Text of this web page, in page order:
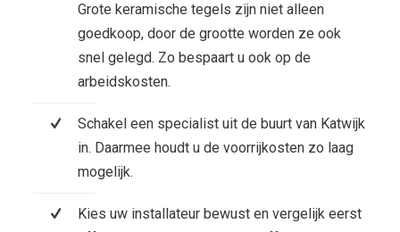
Grote keramische tegels zijn niet alleen
goedkoop, door de grootte worden ze ook
snel gelegd. Zo bespaart u ook op de
arbeidskosten.
Schakel een specialist uit de buurt van Katwijk
in. Daarmee houdt u de voorrijkosten zo laag
mogelijk.
Kies uw installateur bewust en vergelijk eerst